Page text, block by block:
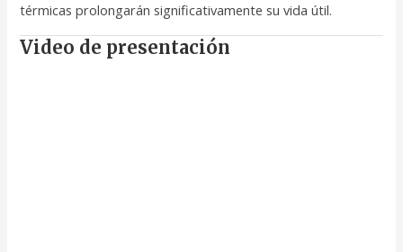
térmicas prolongarán significativamente su vida útil.
Video de presentación